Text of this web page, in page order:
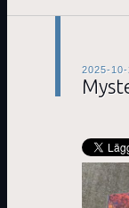
2025-10-